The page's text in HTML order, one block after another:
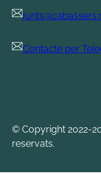
Contacte per
© Copyright 2022-
reservats.